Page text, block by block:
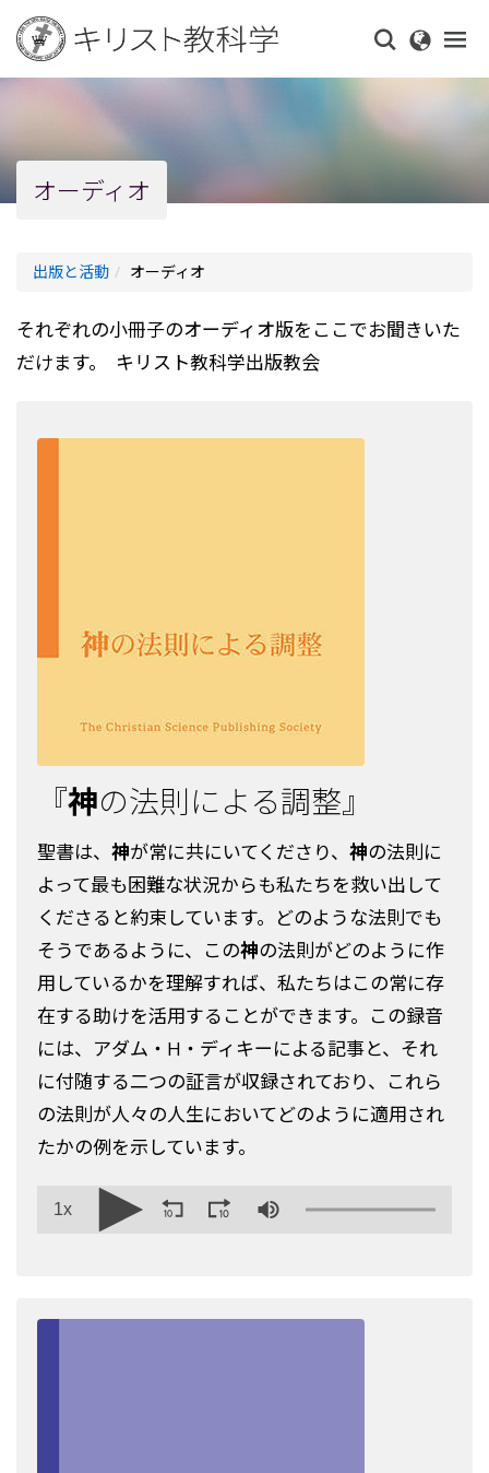
main
content
オーディオ
出版と活動 オーディオ
それぞれの小冊子のオーディオ版をここでお聞きいた
だけます。 キリスト教科学出版教会
『神の法則による調整』
聖書は、 神が常に共にいてくださり、 神の法則に
よって最も困難な状況からも私たちを救い出して
くださると約束しています。どのような法則でも
そうであるように、この神の法則がどのように作
用しているかを理解すれば、私たちはこの常に存
在する助けを活用することができます。この録音
には、アダム・H・ディキーによる記事と、それ
に付随する二つの証言が収録されており、これら
の法則が人々の人生においてどのように適用され
たかの例を示しています。
1x